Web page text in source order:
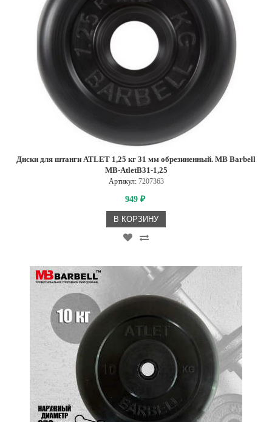
Диски для штанги ATLET 1,25 кг 31 мм обрезиненный. MB Barbell
MB-AtletB31-1,25
Артикул: 7207363
949 ₽
В КОРЗИНУ